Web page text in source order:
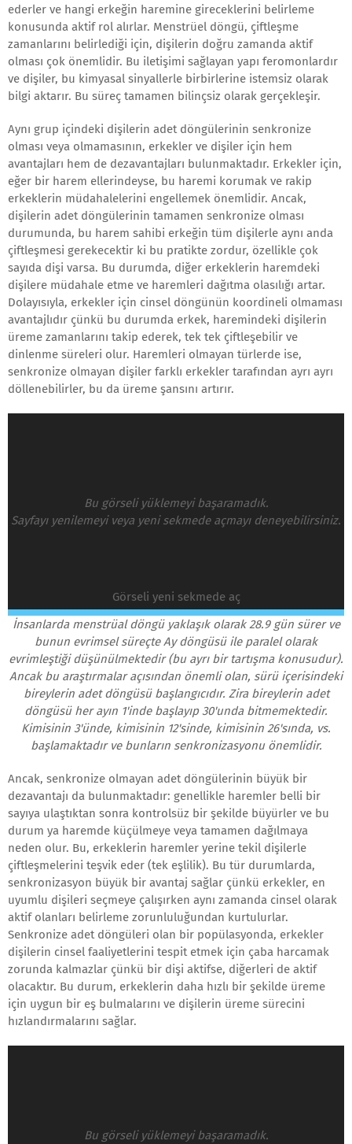
ederler ve hangi erkeğin haremine gireceklerini belirleme
konusunda aktif rol alırlar. Menstrüel döngü, çiftleşme
zamanlarını belirlediği için, dişilerin doğru zamanda aktif
olması çok önemlidir. Bu iletişimi sağlayan yapı feromonlardır
ve dişiler, bu kimyasal sinyallerle birbirlerine istemsiz olarak
bilgi aktarır. Bu süreç tamamen bilinçsiz olarak gerçekleşir.
Aynı grup içindeki dişilerin adet döngülerinin senkronize
olması veya olmamasının, erkekler ve dişiler için hem
avantajları hem de dezavantajları bulunmaktadır. Erkekler için,
eğer bir harem ellerindeyse, bu haremi korumak ve rakip
erkeklerin müdahalelerini engellemek önemlidir. Ancak,
dişilerin adet döngülerinin tamamen senkronize olması
durumunda, bu harem sahibi erkeğin tüm dişilerle aynı anda
çiftleşmesi gerekecektir ki bu pratikte zordur, özellikle çok
sayıda dişi varsa. Bu durumda, diğer erkeklerin haremdeki
dişilere müdahale etme ve haremleri dağıtma olasılığı artar.
Dolayısıyla, erkekler için cinsel döngünün koordineli olmaması
avantajlıdır çünkü bu durumda erkek, haremindeki dişilerin
üreme zamanlarını takip ederek, tek tek çiftleşebilir ve
dinlenme süreleri olur. Haremleri olmayan türlerde ise,
senkronize olmayan dişiler farklı erkekler tarafından ayrı ayrı
döllenebilirler, bu da üreme şansını artırır.
Bu görseli yüklemeyi başaramadık.
Sayfayı yenilemeyi veya yeni sekmede açmayı deneyebilirsiniz.
Görseli yeni sekmede aç
İnsanlarda menstrüal döngü yaklaşık olarak 28.9 gün sürer ve
bunun evrimsel süreçte Ay döngüsü ile paralel olarak
evrimleştiği düşünülmektedir (bu ayrı bir tartışma konusudur).
Ancak bu araştırmalar açısından önemli olan, sürü içerisindeki
bireylerin adet döngüsü başlangıcıdır. Zira bireylerin adet
döngüsü her ayın 1'inde başlayıp 30'unda bitmemektedir.
Kimisinin 3'ünde, kimisinin 12'sinde, kimisinin 26'sında, vs.
başlamaktadır ve bunların senkronizasyonu önemlidir.
Ancak, senkronize olmayan adet döngülerinin büyük bir
dezavantajı da bulunmaktadır: genellikle haremler belli bir
sayıya ulaştıktan sonra kontrolsüz bir şekilde büyürler ve bu
durum ya haremde küçülmeye veya tamamen dağılmaya
neden olur. Bu, erkeklerin haremler yerine tekil dişilerle
çiftleşmelerini teşvik eder (tek eşlilik). Bu tür durumlarda,
senkronizasyon büyük bir avantaj sağlar çünkü erkekler, en
uyumlu dişileri seçmeye çalışırken aynı zamanda cinsel olarak
aktif olanları belirleme zorunluluğundan kurtulurlar.
Senkronize adet döngüleri olan bir popülasyonda, erkekler
dişilerin cinsel faaliyetlerini tespit etmek için çaba harcamak
zorunda kalmazlar çünkü bir dişi aktifse, diğerleri de aktif
olacaktır. Bu durum, erkeklerin daha hızlı bir şekilde üreme
için uygun bir eş bulmalarını ve dişilerin üreme sürecini
hızlandırmalarını sağlar.
Bu görseli yüklemeyi başaramadık.